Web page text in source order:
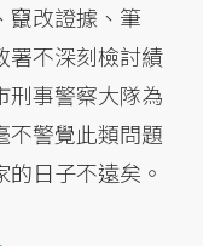
竄改證據、筆
署不深刻檢討績
刑事警察大隊為
不警覺此類問題
日子不遠矣。